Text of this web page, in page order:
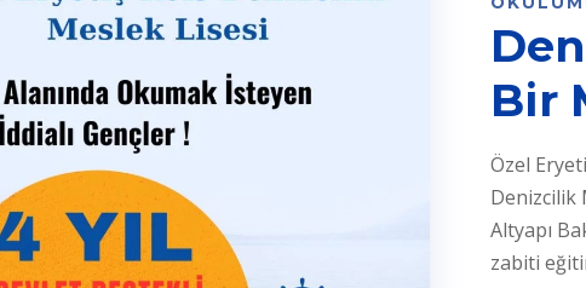
Bir
Özel
Denizcilik
Altyapı
zabiti